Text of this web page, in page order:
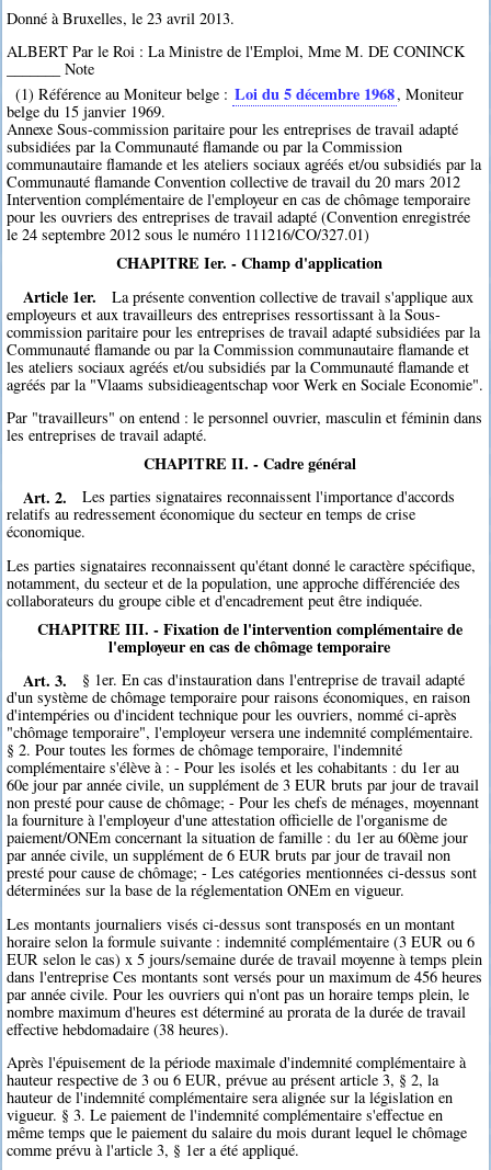
Donné à Bruxelles, le 23 avril 2013.
ALBERT Par le Roi : La Ministre de l'Emploi, Mme M. DE CONINCK
_______ Note
(1) Référence au Moniteur belge : Loi du 5 décembre 1968, Moniteur
belge du 15 janvier 1969.
Annexe Sous-commission paritaire pour les entreprises de travail adapté
subsidiées par la Communauté flamande ou par la Commission
communautaire flamande et les ateliers sociaux agréés et/ou subsidiés par la
Communauté flamande Convention collective de travail du 20 mars 2012
Intervention complémentaire de l'employeur en cas de chômage temporaire
pour les ouvriers des entreprises de travail adapté (Convention enregistrée
le 24 septembre 2012 sous le numéro 111216/CO/327.01)
CHAPITRE Ier. - Champ d'application
Article 1er.
La présente convention collective de travail s'applique aux
employeurs et aux travailleurs des entreprises ressortissant à la Sous-
commission paritaire pour les entreprises de travail adapté subsidiées par la
Communauté flamande ou par la Commission communautaire flamande et
les ateliers sociaux agréés et/ou subsidiés par la Communauté flamande et
agréés par la "Vlaams subsidieagentschap voor Werk en Sociale Economie".
Par "travailleurs" on entend : le personnel ouvrier, masculin et féminin dans
les entreprises de travail adapté.
CHAPITRE II. - Cadre général
Art. 2.
Les parties signataires reconnaissent l'importance d'accords
relatifs au redressement économique du secteur en temps de crise
économique.
Les parties signataires reconnaissent qu'étant donné le caractère spécifique,
notamment, du secteur et de la population, une approche différenciée des
collaborateurs du groupe cible et d'encadrement peut être indiquée.
CHAPITRE III. - Fixation de l'intervention complémentaire de
l'employeur en cas de chômage temporaire
Art. 3.
§ 1er. En cas d'instauration dans l'entreprise de travail adapté
d'un système de chômage temporaire pour raisons économiques, en raison
d'intempéries ou d'incident technique pour les ouvriers, nommé ci-après
"chômage temporaire", l'employeur versera une indemnité complémentaire.
§ 2. Pour toutes les formes de chômage temporaire, l'indemnité
complémentaire s'élève à : - Pour les isolés et les cohabitants : du 1er au
60e jour par année civile, un supplément de 3 EUR bruts par jour de travail
non presté pour cause de chômage; - Pour les chefs de ménages, moyennant
la fourniture à l'employeur d'une attestation officielle de l'organisme de
paiement/ONEm concernant la situation de famille : du 1er au 60ème jour
par année civile, un supplément de 6 EUR bruts par jour de travail non
presté pour cause de chômage; - Les catégories mentionnées ci-dessus sont
déterminées sur la base de la réglementation ONEm en vigueur.
Les montants journaliers visés ci-dessus sont transposés en un montant
horaire selon la formule suivante : indemnité complémentaire (3 EUR ou 6
EUR selon le cas) x 5 jours/semaine durée de travail moyenne à temps plein
dans l'entreprise Ces montants sont versés pour un maximum de 456 heures
par année civile. Pour les ouvriers qui n'ont pas un horaire temps plein, le
nombre maximum d'heures est déterminé au prorata de la durée de travail
effective hebdomadaire (38 heures).
Après l'épuisement de la période maximale d'indemnité complémentaire à
hauteur respective de 3 ou 6 EUR, prévue au présent article 3, § 2, la
hauteur de l'indemnité complémentaire sera alignée sur la législation en
vigueur. § 3. Le paiement de l'indemnité complémentaire s'effectue en
même temps que le paiement du salaire du mois durant lequel le chômage
comme prévu à l'article 3, § 1er a été appliqué.